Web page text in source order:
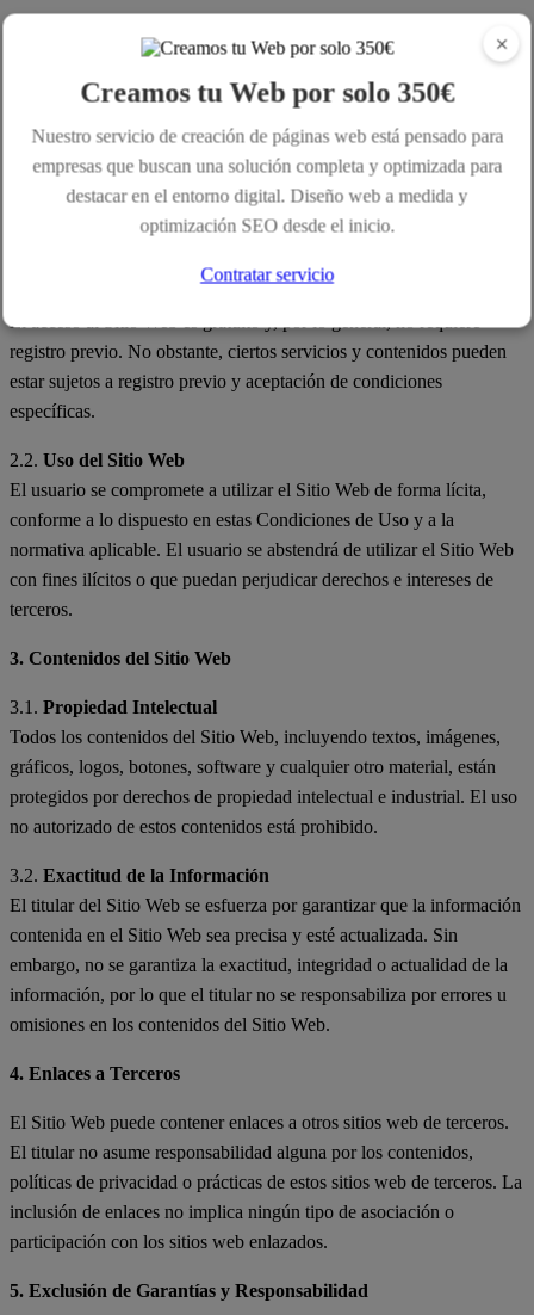
del sitio web SEO Elche (en adelante, "el Sitio Web"). Al acceder y
utilizar este Sitio Web, aceptas plenamente y sin reservas estas
Condiciones de Uso, así como las disposiciones legales que estén
vigentes en el momento del acceso.
2. Acceso y Uso del Sitio Web
El acceso al Sitio Web es gratuito y, por lo general, no requiere
registro previo. No obstante, ciertos servicios y contenidos pueden
estar sujetos a registro previo y aceptación de condiciones
específicas.
2.2. Uso del Sitio Web
El usuario se compromete a utilizar el Sitio Web de forma lícita,
conforme a lo dispuesto en estas Condiciones de Uso y a la
normativa aplicable. El usuario se abstendrá de utilizar el Sitio Web
con fines ilícitos o que puedan perjudicar derechos e intereses de
terceros.
3. Contenidos del Sitio Web
3.1. Propiedad Intelectual
Todos los contenidos del Sitio Web, incluyendo textos, imágenes,
gráficos, logos, botones, software y cualquier otro material, están
protegidos por derechos de propiedad intelectual e industrial. El uso
no autorizado de estos contenidos está prohibido.
3.2. Exactitud de la Información
El titular del Sitio Web se esfuerza por garantizar que la información
contenida en el Sitio Web sea precisa y esté actualizada. Sin
embargo, no se garantiza la exactitud, integridad o actualidad de la
información, por lo que el titular no se responsabiliza por errores u
omisiones en los contenidos del Sitio Web.
4. Enlaces a Terceros
El Sitio Web puede contener enlaces a otros sitios web de terceros.
El titular no asume responsabilidad alguna por los contenidos,
políticas de privacidad o prácticas de estos sitios web de terceros. La
inclusión de enlaces no implica ningún tipo de asociación o
participación con los sitios web enlazados.
5. Exclusión de Garantías y Responsabilidad
×
Creamos tu Web por solo 350€
Nuestro servicio de creación de páginas web está pensado para
empresas que buscan una solución completa y optimizada para
destacar en el entorno digital. Diseño web a medida y
optimización SEO desde el inicio.
Contratar servicio